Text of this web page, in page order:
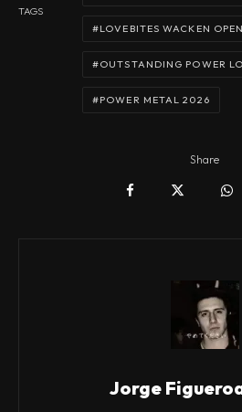
TAGS
LOVEBITES WACKEN
OUTSTANDING POWER
POWER METAL 2026
Share
Jorge